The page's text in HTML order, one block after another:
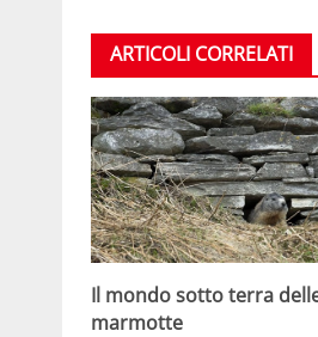
ARTICOLI CORRELATI
Il mondo sotto terra
marmotte